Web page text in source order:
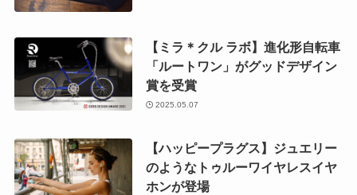
【ミラ＊クル ラボ】進化形自転車
「ルートワン」がグッドデザイン
賞を受賞
2025.05.07
【ハッピープラグス】ジュエリー
のようなトゥルーワイヤレスイヤ
ホンが登場